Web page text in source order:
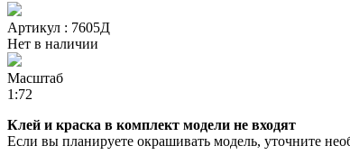
Артикул : 7605Д
Нет в наличии
Масштаб
1:72
Клей и краска в комплект модели не входят
Если вы планируете окрашивать модель, уточните